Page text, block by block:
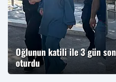
Oğlunun katili ile 3 gün
oturdu